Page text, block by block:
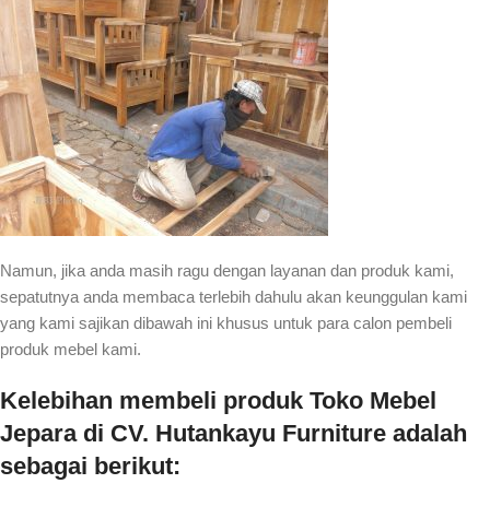
Namun, jika anda masih ragu dengan layanan dan produk kami,
sepatutnya anda membaca terlebih dahulu akan keunggulan kami
yang kami sajikan dibawah ini khusus untuk para calon pembeli
produk mebel kami.
Kelebihan membeli produk Toko Mebel
Jepara di CV. Hutankayu Furniture adalah
sebagai berikut: